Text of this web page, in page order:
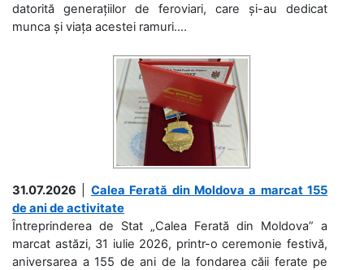
datorită generațiilor de feroviari, care și-au dedicat
munca și viața acestei ramuri....
31.07.2026
Calea Ferată din Moldova a marcat 155
de ani de activitate
Întreprinderea de Stat „Calea Ferată din Moldova” a
marcat astăzi, 31 iulie 2026, printr-o ceremonie festivă,
aniversarea a 155 de ani de la fondarea căii ferate pe